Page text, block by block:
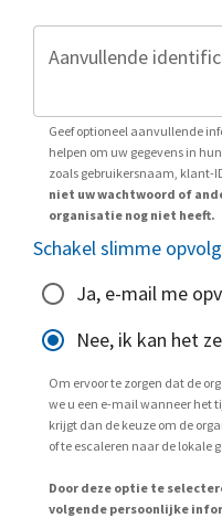
Geef optioneel aanvullende
helpen om uw gegevens in
zoals gebruikersnaam, klant-
niet uw wachtwoord of
organisatie nog niet heeft.
Schakel slimme
Ja, e-mail me
Nee, ik kan het
Om ervoor te zorgen dat de
we u een e-mail wanneer het
krijgt dan de keuze om de
of te escaleren naar de lokale
Door deze optie te
volgende persoonlijke